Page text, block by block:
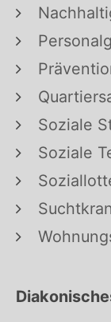
Soziale
Soziale